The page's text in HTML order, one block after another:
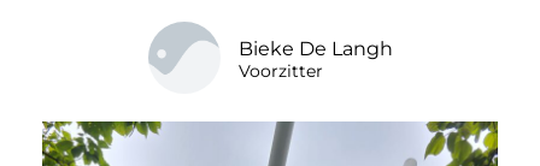
Bieke De Langh
Voorzitter